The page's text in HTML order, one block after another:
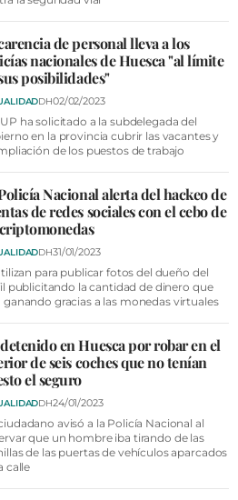
de personal lleva a los
nacionales de Huesca "al límite
posibilidades"
DH02/02/2023
ha solicitado a la subdelegada del
en la provincia cubrir las vacantes y
de los puestos de trabajo
Nacional alerta del hackeo de
de redes sociales con el cebo de
DH31/01/2023
para publicar fotos del dueño del
publicitando la cantidad de dinero que
ganando gracias a las monedas virtuales
en Huesca por robar en el
de seis coches que no tenían
el seguro
DH24/01/2023
avisó a la Policía Nacional al
que un hombre iba tirando de las
de las puertas de vehículos aparcados
calle